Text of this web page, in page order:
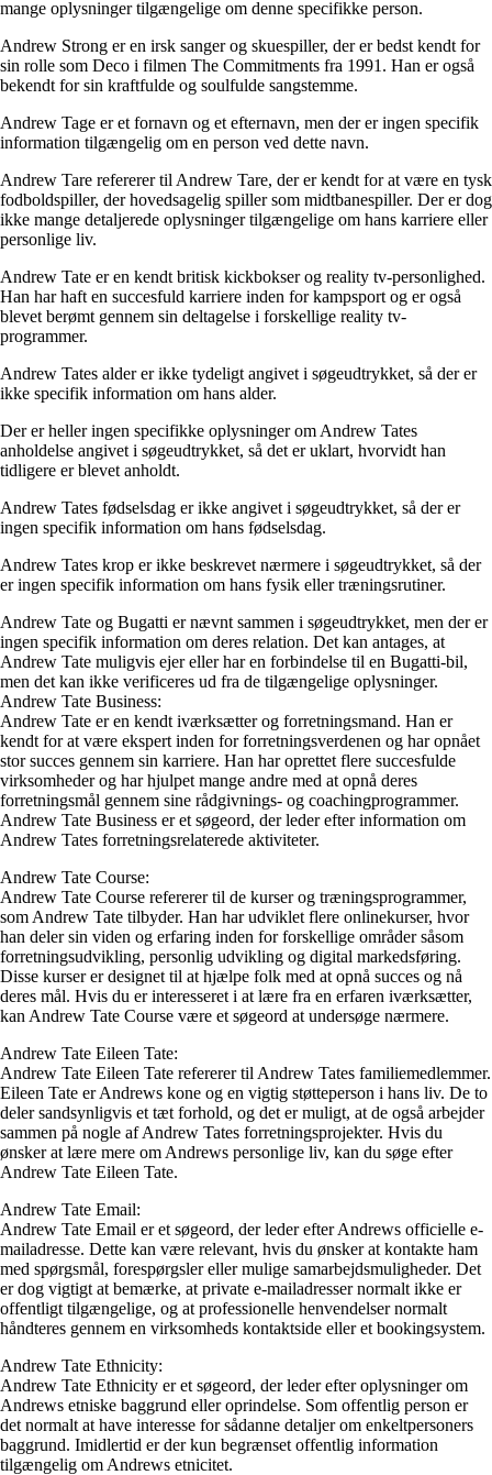
mange oplysninger tilgængelige om denne specifikke person.
Andrew Strong er en irsk sanger og skuespiller, der er bedst kendt for
sin rolle som Deco i filmen The Commitments fra 1991. Han er også
bekendt for sin kraftfulde og soulfulde sangstemme.
Andrew Tage er et fornavn og et efternavn, men der er ingen specifik
information tilgængelig om en person ved dette navn.
Andrew Tare refererer til Andrew Tare, der er kendt for at være en tysk
fodboldspiller, der hovedsagelig spiller som midtbanespiller. Der er dog
ikke mange detaljerede oplysninger tilgængelige om hans karriere eller
personlige liv.
Andrew Tate er en kendt britisk kickbokser og reality tv-personlighed.
Han har haft en succesfuld karriere inden for kampsport og er også
blevet berømt gennem sin deltagelse i forskellige reality tv-
programmer.
Andrew Tates alder er ikke tydeligt angivet i søgeudtrykket, så der er
ikke specifik information om hans alder.
Der er heller ingen specifikke oplysninger om Andrew Tates
anholdelse angivet i søgeudtrykket, så det er uklart, hvorvidt han
tidligere er blevet anholdt.
Andrew Tates fødselsdag er ikke angivet i søgeudtrykket, så der er
ingen specifik information om hans fødselsdag.
Andrew Tates krop er ikke beskrevet nærmere i søgeudtrykket, så der
er ingen specifik information om hans fysik eller træningsrutiner.
Andrew Tate og Bugatti er nævnt sammen i søgeudtrykket, men der er
ingen specifik information om deres relation. Det kan antages, at
Andrew Tate muligvis ejer eller har en forbindelse til en Bugatti-bil,
men det kan ikke verificeres ud fra de tilgængelige oplysninger.
Andrew Tate Business:
Andrew Tate er en kendt iværksætter og forretningsmand. Han er
kendt for at være ekspert inden for forretningsverdenen og har opnået
stor succes gennem sin karriere. Han har oprettet flere succesfulde
virksomheder og har hjulpet mange andre med at opnå deres
forretningsmål gennem sine rådgivnings- og coachingprogrammer.
Andrew Tate Business er et søgeord, der leder efter information om
Andrew Tates forretningsrelaterede aktiviteter.
Andrew Tate Course:
Andrew Tate Course refererer til de kurser og træningsprogrammer,
som Andrew Tate tilbyder. Han har udviklet flere onlinekurser, hvor
han deler sin viden og erfaring inden for forskellige områder såsom
forretningsudvikling, personlig udvikling og digital markedsføring.
Disse kurser er designet til at hjælpe folk med at opnå succes og nå
deres mål. Hvis du er interesseret i at lære fra en erfaren iværksætter,
kan Andrew Tate Course være et søgeord at undersøge nærmere.
Andrew Tate Eileen Tate:
Andrew Tate Eileen Tate refererer til Andrew Tates familiemedlemmer.
Eileen Tate er Andrews kone og en vigtig støtteperson i hans liv. De to
deler sandsynligvis et tæt forhold, og det er muligt, at de også arbejder
sammen på nogle af Andrew Tates forretningsprojekter. Hvis du
ønsker at lære mere om Andrews personlige liv, kan du søge efter
Andrew Tate Eileen Tate.
Andrew Tate Email:
Andrew Tate Email er et søgeord, der leder efter Andrews officielle e-
mailadresse. Dette kan være relevant, hvis du ønsker at kontakte ham
med spørgsmål, forespørgsler eller mulige samarbejdsmuligheder. Det
er dog vigtigt at bemærke, at private e-mailadresser normalt ikke er
offentligt tilgængelige, og at professionelle henvendelser normalt
håndteres gennem en virksomheds kontaktside eller et bookingsystem.
Andrew Tate Ethnicity:
Andrew Tate Ethnicity er et søgeord, der leder efter oplysninger om
Andrews etniske baggrund eller oprindelse. Som offentlig person er
det normalt at have interesse for sådanne detaljer om enkeltpersoners
baggrund. Imidlertid er der kun begrænset offentlig information
tilgængelig om Andrews etnicitet.